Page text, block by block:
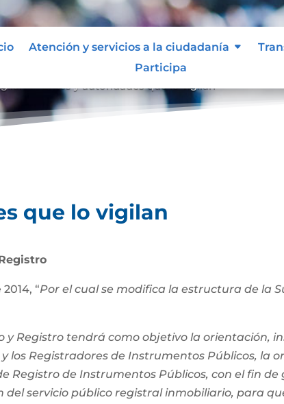
Atención y servicios a la ciudadanía
Participa
que lo vigilan
“Por el cual se modifica la estructura de la
y Registro tendrá como objetivo la orientación,
y los Registradores de Instrumentos Públicos, la
Registro de Instrumentos Públicos, con el fin
servicio público registral inmobiliario, para